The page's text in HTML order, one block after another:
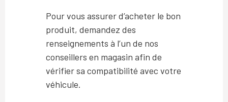
Pour vous assurer d’acheter le bon
produit, demandez des
renseignements à l’un de nos
conseillers en magasin afin de
vérifier sa compatibilité avec votre
véhicule.